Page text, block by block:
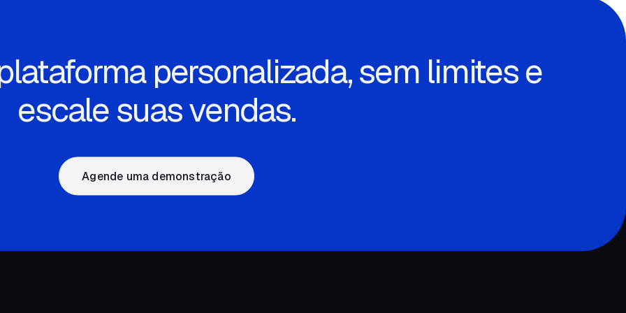
personalizada, sem limites e
escale suas vendas.
Agende uma demonstração